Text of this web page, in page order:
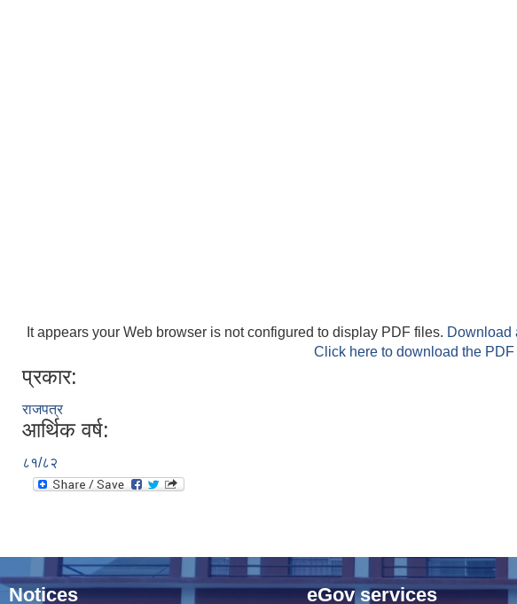
It appears your Web browser is not configured to display PDF files. Download
Click here to download the PDF
प्रकार:
राजपत्र
आर्थिक वर्ष:
८१/८२
Notices eGov services